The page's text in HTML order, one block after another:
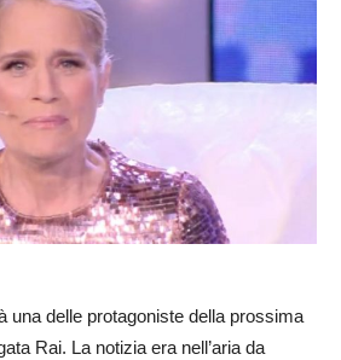
una delle protagoniste della prossima
Rai. La notizia era nell’aria da